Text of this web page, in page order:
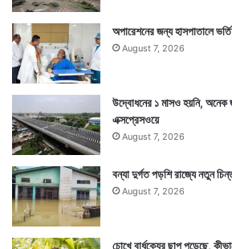
অপারেশনের জন্য হাসপাতালে
August 7, 2026
উদ্বোধনের ১ মাসও হয়নি, অনেক
এক্সপ্রেসওয়ে
August 7, 2026
বন্যা দুর্গত পড়শি রাজ্যে নতুন
August 7, 2026
চোখে বার্ধক্যের ছাপ পড়েছে,